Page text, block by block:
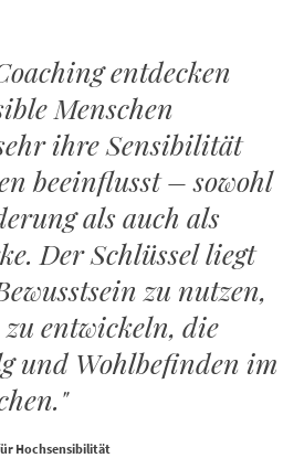
entdecken
Menschen
ihre Sensibilität
beeinflusst – sowohl
als auch als
Der Schlüssel liegt
zu nutzen,
entwickeln, die
und Wohlbefinden im
Hochsensibilität